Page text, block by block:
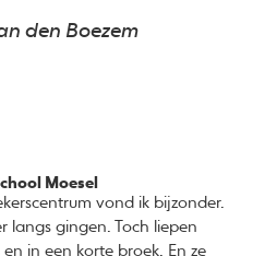
den Boezem
Moesel
vond ik bijzonder.
langs gingen. Toch liepen
in een korte broek. En ze